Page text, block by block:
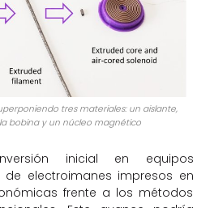
tres materiales: un aislante,
bobina y un núcleo magnético
inicial en equipos
de electroimanes impresos en
frente a los métodos